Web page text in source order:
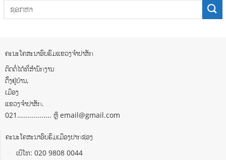
ຄະນະໂຄສະນາອົບຮົມແຂວງຈຳປາສັກ
ຕິດຕໍ່ໄດ້ທີ່ສຳນັກງານ
ຕັ້ງຢູ່ບ້ານ,
ເມືອງ
ແຂວງຈຳປາສັກ.
021................. ຫຼື email@gmail.com
ຄະນະໂຄສະນາອົບຮົມເມືອງປາກຊ່ອງ
ເບີໂທ: 020 9808 0044